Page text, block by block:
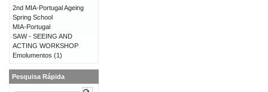
2nd MIA-Portugal Ageing
Spring School
MIA-Portugal
SAW - SEEING AND
ACTING WORKSHOP
Emolumentos (1)
Pesquisa Rápida